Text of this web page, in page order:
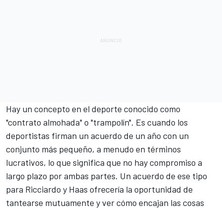
Hay un concepto en el deporte conocido como
"contrato almohada" o "trampolín". Es cuando los
deportistas firman un acuerdo de un año con un
conjunto más pequeño, a menudo en términos
lucrativos, lo que significa que no hay compromiso a
largo plazo por ambas partes. Un acuerdo de ese tipo
para Ricciardo y Haas ofrecería la oportunidad de
tantearse mutuamente y ver cómo encajan las cosas